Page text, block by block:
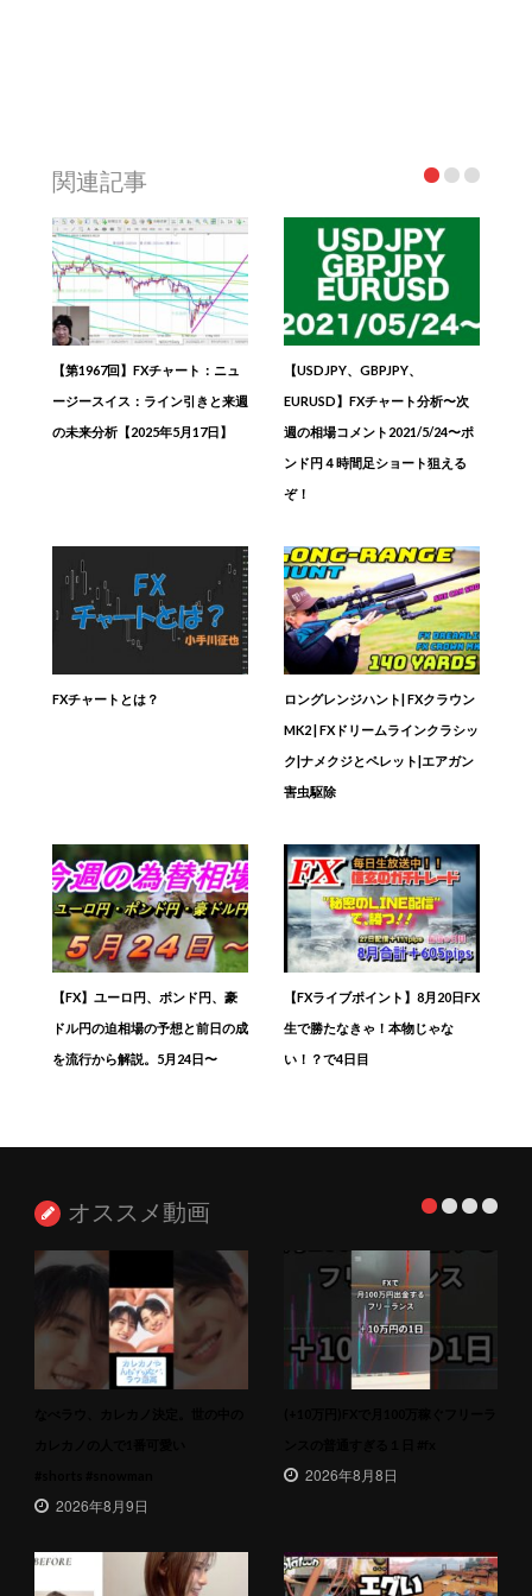
関連記事
【第1967回】FXチャート：ニュ
ージースイス：ライン引きと来週
の未来分析【2025年5月17日】
【USDJPY、GBPJPY、
EURUSD】FXチャート分析〜次
週の相場コメント2021/5/24〜ポ
ンド円４時間足ショート狙える
ぞ！
FXチャートとは？
ロングレンジハント| FXクラウン
MK2 | FXドリームラインクラシッ
ク|ナメクジとペレット|エアガン
害虫駆除
【FX】ユーロ円、ポンド円、豪
ドル円の迫相場の予想と前日の成
を流行から解説。5月24日〜
【FXライブポイント】8月20日FX
生で勝たなきゃ！本物じゃな
い！？で4日目
オススメ動画
2026年8月9日
2026年8月8日